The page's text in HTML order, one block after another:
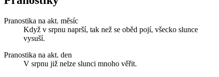
Pranostika na akt. měsíc
Když v srpnu naprší, tak než se oběd pojí, všecko slunce
vysuší.
Pranostika na akt. den
V srpnu již nelze slunci mnoho věřit.